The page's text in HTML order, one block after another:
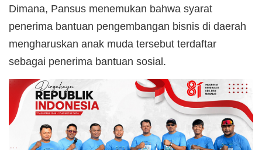
Dimana, Pansus menemukan bahwa syarat
penerima bantuan pengembangan bisnis di daerah
mengharuskan anak muda tersebut terdaftar
sebagai penerima bantuan sosial.